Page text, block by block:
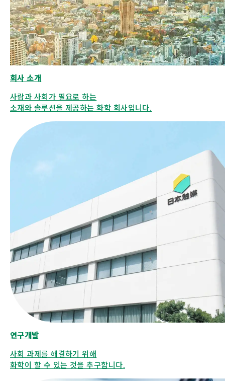
회사 소개
사람과 사회가 필요로 하는
소재와 솔루션을 제공하는 화학 회사입니다.
연구개발
사회 과제를 해결하기 위해
화학이 할 수 있는 것을 추구합니다.